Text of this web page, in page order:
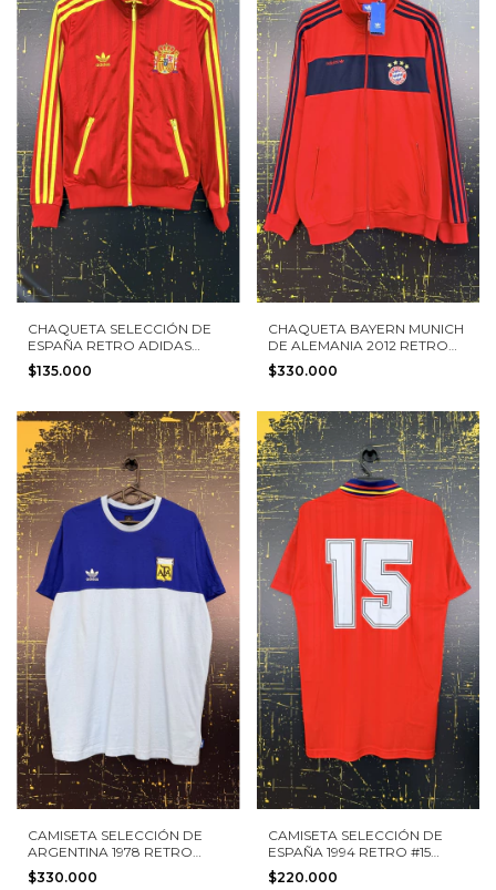
CHAQUETA SELECCIÓN DE
ESPAÑA RETRO ADIDAS
TALLA S MUJER
$135.000
CHAQUETA BAYERN MUNICH
DE ALEMANIA 2012 RETRO
ADIDAS TALLA XL NUEVA
CON ETIQUETAS
$330.000
CAMISETA SELECCIÓN DE
ARGENTINA 1978 RETRO
ADIDAS TALLA XL NUEVA
$330.000
CAMISETA SELECCIÓN DE
ESPAÑA 1994 RETRO #15
ADIDAS TALLA XS
$220.000